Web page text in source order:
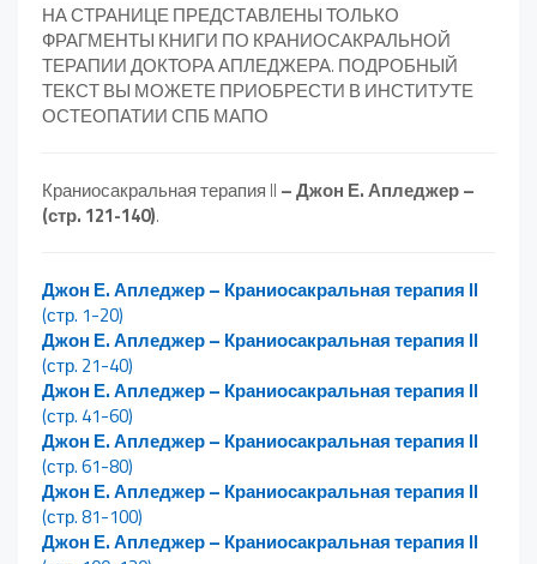
НА СТРАНИЦЕ ПРЕДСТАВЛЕНЫ ТОЛЬКО
ФРАГМЕНТЫ КНИГИ ПО КРАНИОСАКРАЛЬНОЙ
ТЕРАПИИ ДОКТОРА АПЛЕДЖЕРА. ПОДРОБНЫЙ
ТЕКСТ ВЫ МОЖЕТЕ ПРИОБРЕСТИ В ИНСТИТУТЕ
ОСТЕОПАТИИ СПБ МАПО
Краниосакральная терапия II – Джон Е. Апледжер –
(стр. 121-140).
Джон Е. Апледжер – Краниосакральная терапия II
(стр. 1-20)
Джон Е. Апледжер – Краниосакральная терапия II
(стр. 21-40)
Джон Е. Апледжер – Краниосакральная терапия II
(стр. 41-60)
Джон Е. Апледжер – Краниосакральная терапия II
(стр. 61-80)
Джон Е. Апледжер – Краниосакральная терапия II
(стр. 81-100)
Джон Е. Апледжер – Краниосакральная терапия II